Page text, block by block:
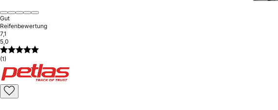
Gut
Reifenbewertung
7,1
5,0
(1)